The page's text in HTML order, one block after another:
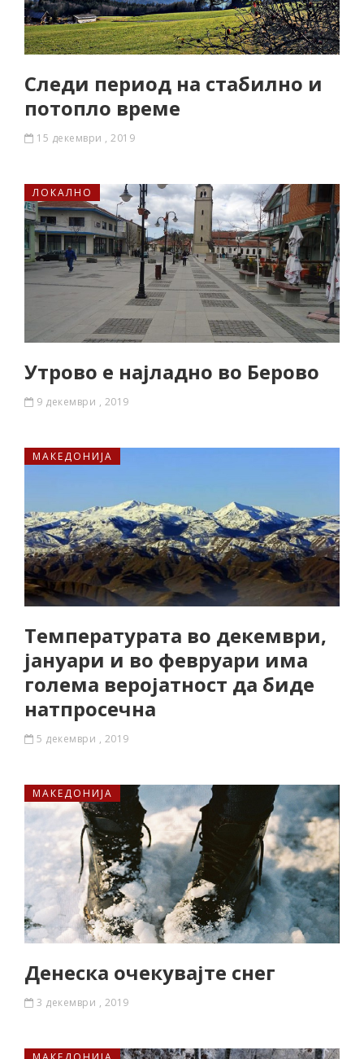
Следи период на стабилно и
потопло време
15 декември , 2019
ЛОКАЛНО
Утрово е најладно во Берово
9 декември , 2019
МАКЕДОНИЈА
Температурата во декември,
јануари и во февруари има
голема веројатност да биде
натпросечна
5 декември , 2019
МАКЕДОНИЈА
Денеска очекувајте снег
3 декември , 2019